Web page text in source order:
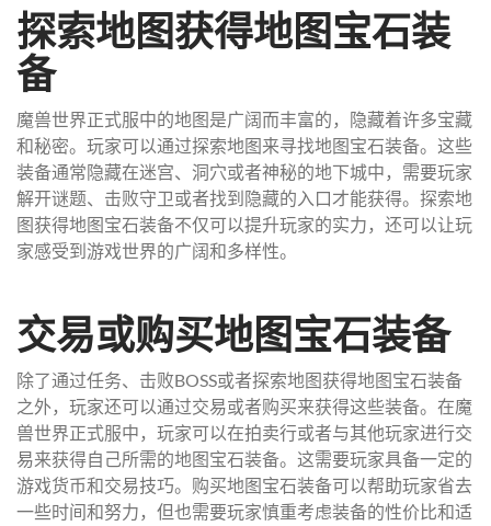
探索地图获得地图宝石装
备
魔兽世界正式服中的地图是广阔而丰富的，隐藏着许多宝藏
和秘密。玩家可以通过探索地图来寻找地图宝石装备。这些
装备通常隐藏在迷宫、洞穴或者神秘的地下城中，需要玩家
解开谜题、击败守卫或者找到隐藏的入口才能获得。探索地
图获得地图宝石装备不仅可以提升玩家的实力，还可以让玩
家感受到游戏世界的广阔和多样性。
交易或购买地图宝石装备
除了通过任务、击败BOSS或者探索地图获得地图宝石装备
之外，玩家还可以通过交易或者购买来获得这些装备。在魔
兽世界正式服中，玩家可以在拍卖行或者与其他玩家进行交
易来获得自己所需的地图宝石装备。这需要玩家具备一定的
游戏货币和交易技巧。购买地图宝石装备可以帮助玩家省去
一些时间和努力，但也需要玩家慎重考虑装备的性价比和适